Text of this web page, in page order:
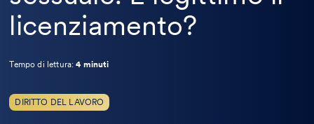
licenziamento?
Tempo di lettura:4 minuti
DIRITTO DEL LAVORO